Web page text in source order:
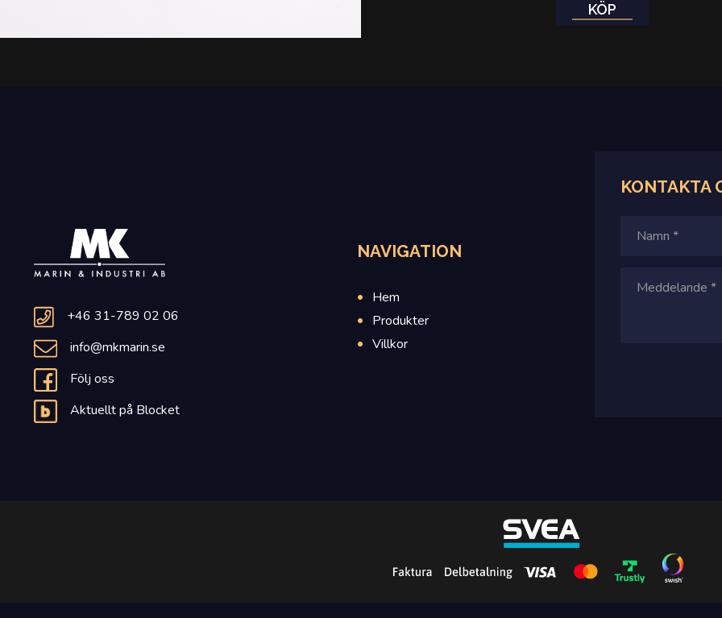
KÖP
+46 31-789 02 06
info@mkmarin.se
Följ oss
Aktuellt på Blocket
NAVIGATION
Hem
Produkter
Villkor
KONTAKTA